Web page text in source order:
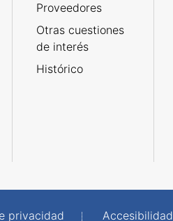
Proveedores
Otras cuestiones
de interés
Histórico
privacidad Accesibilidad